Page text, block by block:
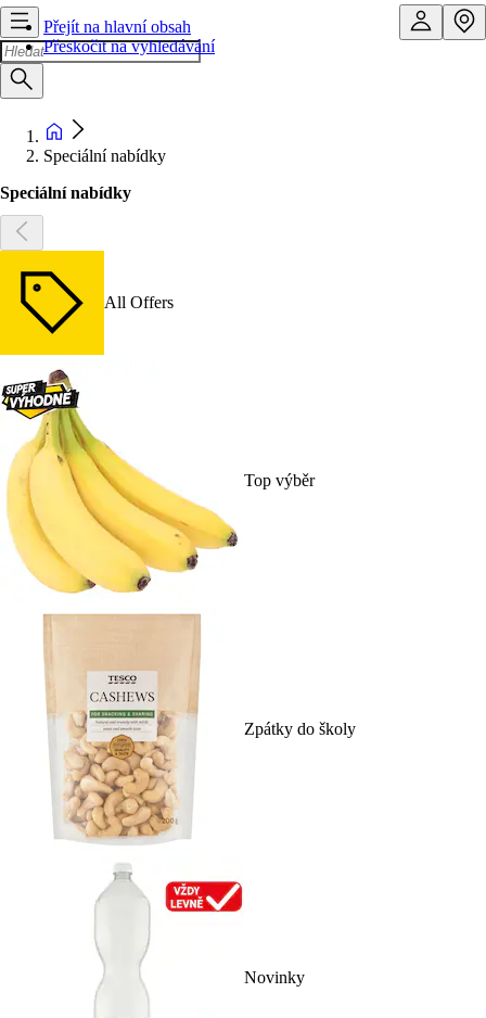
Přejít na hlavní obsah
Přeskočit na vyhledávání
Speciální nabídky
Speciální nabídky
All Offers
Top výběr
Zpátky do školy
Novinky